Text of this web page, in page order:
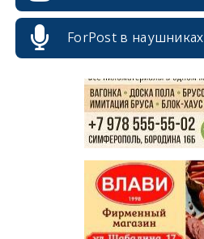
ForPost в наушниках